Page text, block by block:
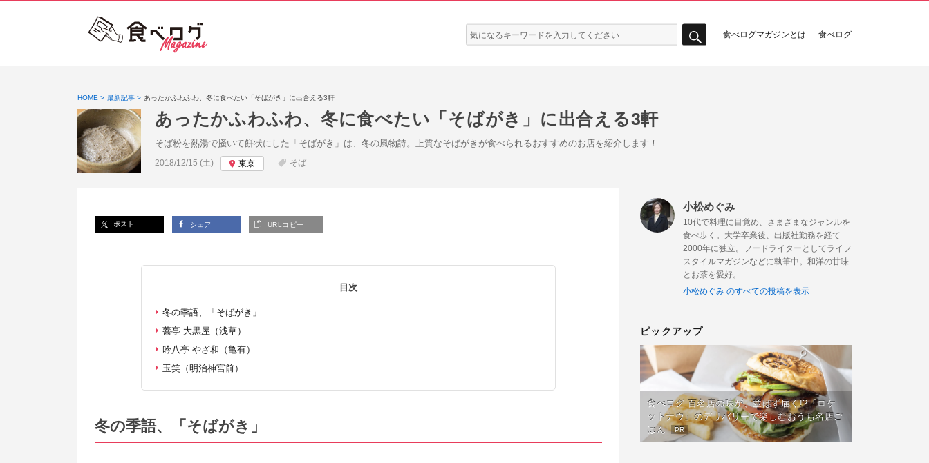
検
索:
食べログマガジンとは 食べログ
HOME 最新記事 あったかふわふわ、冬に食べたい「そばがき」に出合える3軒
あったかふわふわ、冬に食べたい「そばがき」に出合える3軒
そば粉を熱湯で掻いて餅状にした「そばがき」は、冬の風物詩。上質なそばがきが食べられるおすすめのお店を紹介します！
投稿日:
2018/12/15 (土) 東京 そば
ポスト シェア URLコピー
目次
冬の季語、「そばがき」
蕎亭 大黒屋（浅草）
吟八亭 やざ和（亀有）
玉笑（明治神宮前）
冬の季語、「そばがき」
小松めぐみ
10代で料理に目覚め、さまざまなジャンルを
食べ歩く。大学卒業後、出版社勤務を経て
2000年に独立。フードライターとしてライフ
スタイルマガジンなどに執筆中。和洋の甘味
とお茶を愛好。
小松めぐみ のすべての投稿を表示
ピックアップ
食べログ 百名店の味が、並ばず届く!?「ロケ
ットナウ」のデリバリーで楽しむおうち名店ご
はん
PR